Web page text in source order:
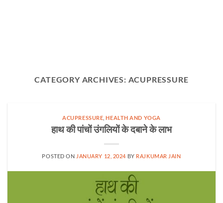
CATEGORY ARCHIVES: ACUPRESSURE
ACUPRESSURE ,HEALTH AND YOGA
हाथ की पांचों उंगलियों के दबाने के लाभ
POSTED ON JANUARY 12, 2024 BY RAJKUMAR JAIN